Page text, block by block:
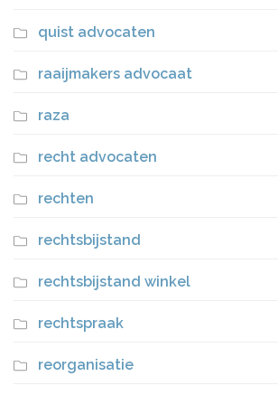
quist advocaten
raaijmakers advocaat
raza
recht advocaten
rechten
rechtsbijstand
rechtsbijstand winkel
rechtspraak
reorganisatie